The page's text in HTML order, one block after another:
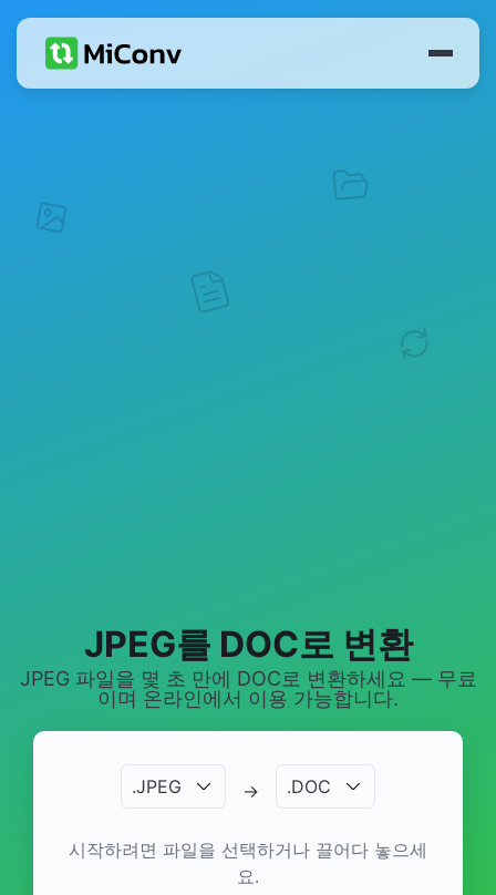
JPEG를 DOC로 변환
JPEG 파일을 몇 초 만에 DOC로 변환하세요 — 무료
이며 온라인에서 이용 가능합니다.
.JPEG → .DOC
시작하려면 파일을 선택하거나 끌어다 놓으세
요.